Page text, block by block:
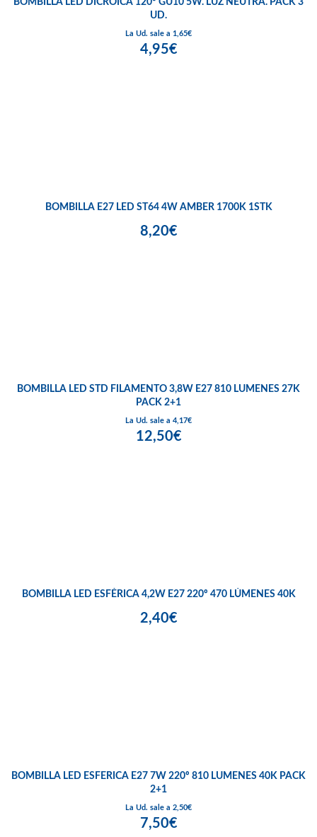
BOMBILLA LED DICROICA 120º GU10 5W. LUZ NEUTRA. PACK 3
UD.
La Ud. sale a 1,65€
4,95€
BOMBILLA E27 LED ST64 4W AMBER 1700K 1STK
8,20€
BOMBILLA LED STD FILAMENTO 3,8W E27 810 LUMENES 27K
PACK 2+1
La Ud. sale a 4,17€
12,50€
BOMBILLA LED ESFÉRICA 4,2W E27 220º 470 LÚMENES 40K
2,40€
BOMBILLA LED ESFERICA E27 7W 220º 810 LUMENES 40K PACK
2+1
La Ud. sale a 2,50€
7,50€